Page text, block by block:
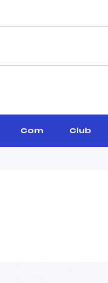
Distance :
Point Haut :
Com Club